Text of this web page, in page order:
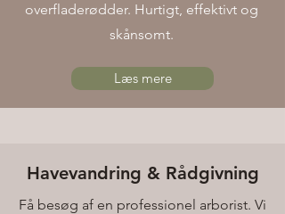
overfladerødder. Hurtigt, effektivt og
skånsomt.
Læs mere
Havevandring & Rådgivning
Få besøg af en professionel arborist. Vi